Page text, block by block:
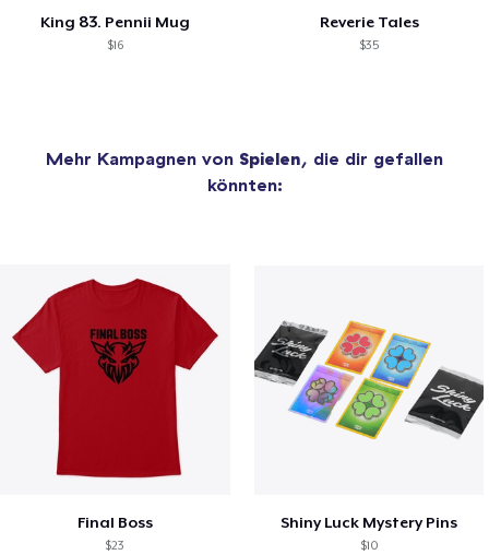
King 83. Pennii Mug
$16
Reverie Tales
$35
Mehr Kampagnen von Spielen, die dir gefallen
könnten:
Final Boss
$23
Shiny Luck Mystery Pins
$10